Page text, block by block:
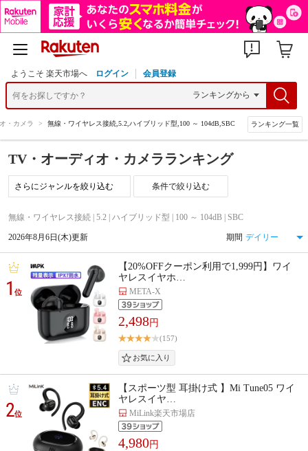
ようこそ 楽天市場へ ログイン 会員登録
・カメラ > 無線・ワイヤレス接続,5.2,ハイブリッド型,100 ～ 104dB,SBC ランキング一覧
TV・オーディオ・カメラランキング
条件で絞り込む
無線・ワイヤレス接続 | 5.2 | ハイブリッド型 | 100 ～ 104dB | SBC
2026年8月6日(木)更新 期間
1位
【20%OFFクーポン利用で1,999円】ワイ
ヤレスイヤホ…
META-X
2,498円
(157)
2位
【スポーツ型 耳掛け式 】Mi Tune05 ワイ
ヤレスイヤ…
MiLink楽天市場店
4,980円